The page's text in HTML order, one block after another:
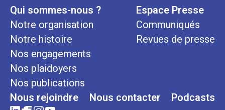
Qui sommes-nous ?
Notre organisation
Notre histoire
Nos engagements
Nos plaidoyers
Nos publications
Espace Presse
Communiqués
Revues de presse
Nous rejoindre Nous contacter Podcasts